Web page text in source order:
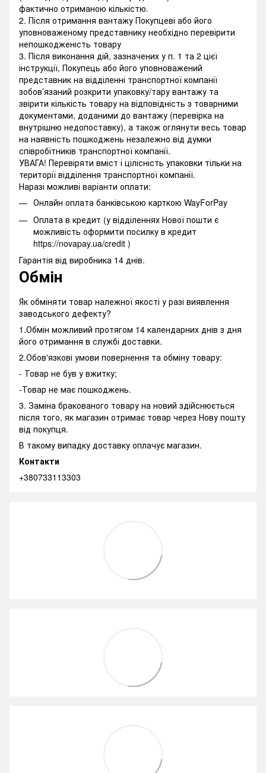
фактично отриманою кількістю.
2. Після отримання вантажу Покупцеві або його
уповноваженому представнику необхідно перевірити
непошкодженість товару
3. Після виконання дій, зазначених у п. 1 та 2 цієї
інструкції, Покупець або його уповноважений
представник на відділенні транспортної компанії
зобов’язаний розкрити упаковку/тару вантажу та
звірити кількість товару на відповідність з товарними
документами, доданими до вантажу (перевірка на
внутрішню недопоставку), а також оглянути весь товар
на наявність пошкоджень незалежно від думки
співробітників транспортної компанії.
УВАГА! Перевіряти вміст і цілісність упаковки тільки на
території відділення транспортної компанії.
Наразі можливі варіанти оплати:
Онлайн оплата банківською карткою WayForPay
Оплата в кредит (у відділеннях Нової пошти є
можливість оформити посилку в кредит
https://novapay.ua/credit )
Гарантія від виробника 14 днів.
Обмін
Як обміняти товар належної якості у разі виявлення
заводського дефекту?
1.Обмін можливий протягом 14 календарних днів з дня
його отримання в службі доставки.
2.Обов'язкові умови повернення та обміну товару:
- Товар не був у вжитку;
-Товар не має пошкоджень.
3. Заміна бракованого товару на новий здійснюється
після того, як магазин отримає товар через Нову пошту
від покупця.
В такому випадку доставку оплачує магазин.
Контакти
+380733113303